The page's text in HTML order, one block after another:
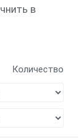
в
Количество